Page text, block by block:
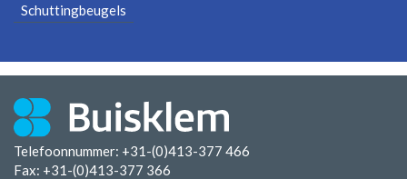
Schuttingbeugels
Telefoonnummer: +31-(0)413-377 466
Fax: +31-(0)413-377 366